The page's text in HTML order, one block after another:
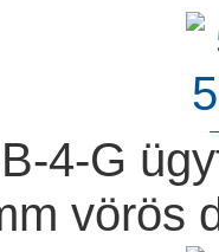
4-G
vörös